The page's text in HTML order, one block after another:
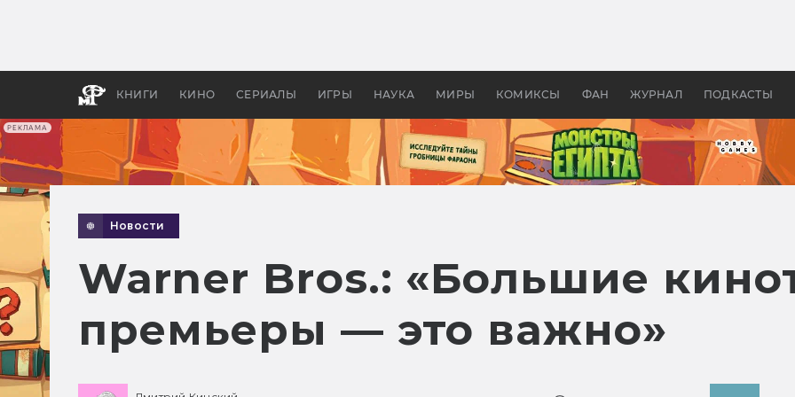
РЕКЛАМА
КНИГИ КИНО СЕРИАЛЫ ИГРЫ НАУКА МИРЫ КОМИКСЫ ФАН ЖУРНАЛ ПОДКАСТЫ
апокалипсис, в России —
бы «Властелина колец»
Новости
Warner Bros.: «Большие
премьеры — это важно»